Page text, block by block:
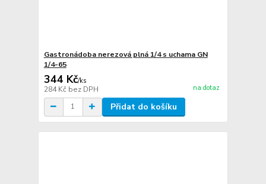
Gastronádoba nerezová plná 1/4 s uchama GN
1/4-65
344 Kč/ks
284 Kč bez DPH na dotaz
Přidat do košíku